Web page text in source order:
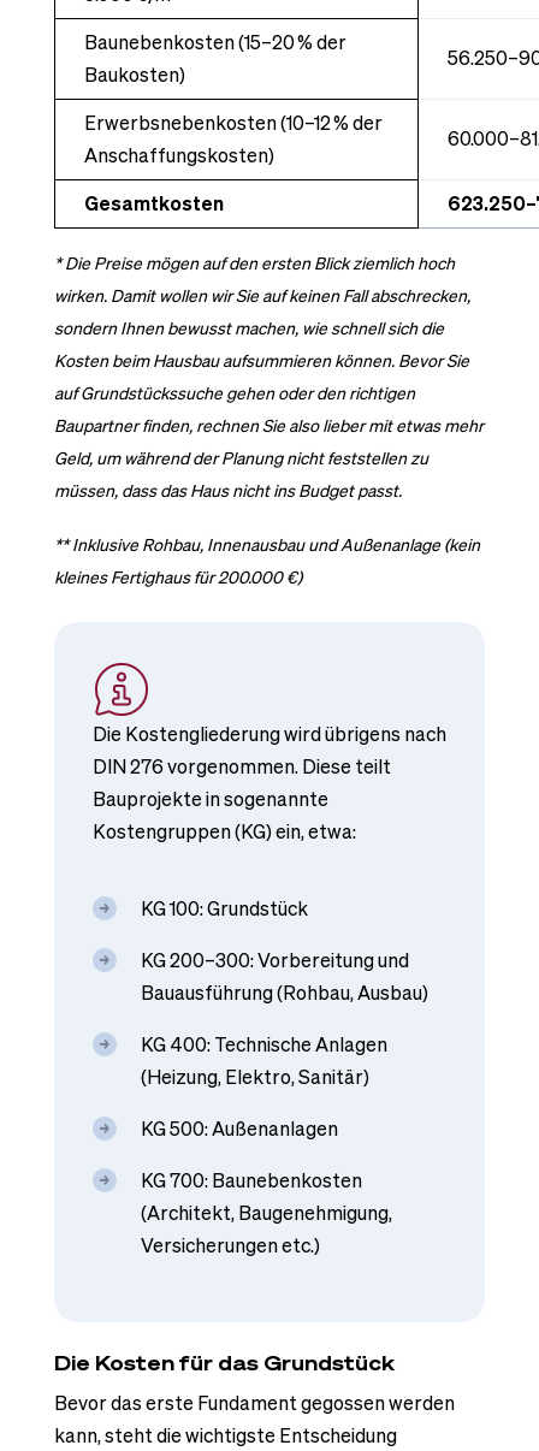
Baunebenkosten (15–20 % der
Baukosten)
Erwerbsnebenkosten (10–12 % der
Anschaffungskosten)
Gesamtkosten
* Die Preise mögen auf den ersten Blick ziemlich hoch
wirken. Damit wollen wir Sie auf keinen Fall abschrecken,
sondern Ihnen bewusst machen, wie schnell sich die
Kosten beim Hausbau aufsummieren können. Bevor Sie
auf Grundstückssuche gehen oder den richtigen
Baupartner finden, rechnen Sie also lieber mit etwas mehr
Geld, um während der Planung nicht feststellen zu
müssen, dass das Haus nicht ins Budget passt.
** Inklusive Rohbau, Innenausbau und Außenanlage (kein
kleines Fertighaus für 200.000 €)
Die Kostengliederung wird übrigens nach
DIN 276 vorgenommen. Diese teilt
Bauprojekte in sogenannte
Kostengruppen (KG) ein, etwa:
KG 100: Grundstück
KG 200–300: Vorbereitung und
Bauausführung (Rohbau, Ausbau)
KG 400: Technische Anlagen
(Heizung, Elektro, Sanitär)
KG 500: Außenanlagen
KG 700: Baunebenkosten
(Architekt, Baugenehmigung,
Versicherungen etc.)
Die Kosten für das Grundstück
Bevor das erste Fundament gegossen werden
kann, steht die wichtigste Entscheidung